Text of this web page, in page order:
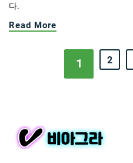
다.
Read More
1 2